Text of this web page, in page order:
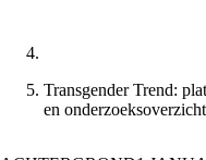
Transgender Trend:
en onderzoeksoverzicht